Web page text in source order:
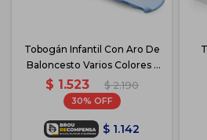
Tobogán Infantil Con Aro De
Baloncesto Varios Colores -
Azul
$ 1.523 $ 2.190
30
$ 1.142